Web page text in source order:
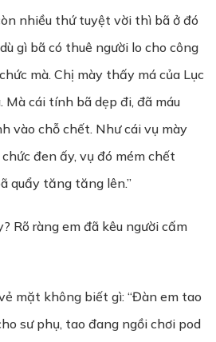
nhiều thứ tuyệt vời thì bã ở đó
gì bã có thuê người lo cho công
mà. Chị mày thấy má của Lục
Mà cái tính bã dẹp đi, đã máu
vào chỗ chết. Như cái vụ mày
đen ấy, vụ đó mém chết
quẩy tăng tăng lên.”
Rõ ràng em đã kêu người cấm
mặt không biết gì: “Đàn em tao
sư phụ, tao đang ngồi chơi pod